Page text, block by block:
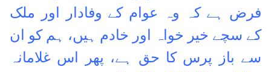
فرض ہے کہ وہ عوام کے وفادار اور ملک
کے سچے خیر خواہ اور خادم ہیں، ہم کو ان
سے باز پرس کا حق ہے، پھر اس غلامانہ